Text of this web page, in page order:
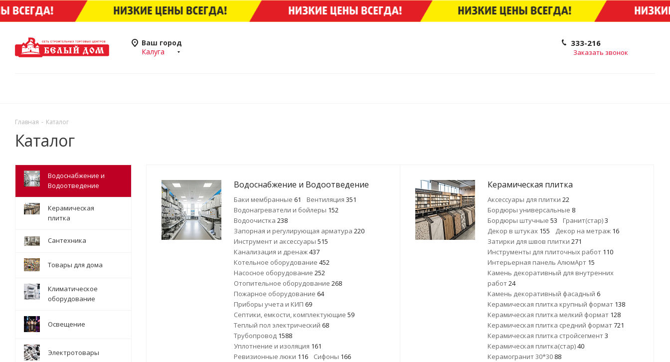
Ваш город
Калуга
333-216
Заказать звонок
Главная - Каталог
Каталог
Водоснабжение и Водоотведение
Баки мембранные 61 Вентиляция 351
Водонагреватели и бойлеры 152
Водоочистка 238
Запорная и регулирующая арматура 220
Инструмент и аксессуары 515
Канализация и дренаж437
Котельное оборудование 452
Насосное оборудование 252
Отопительное оборудование 268
Пожарное оборудование 64
Приборы учета и КИП 69
Септики, емкости, комплектующие 59
Теплый пол электрический 68
Трубопровод 1588
Уплотнение и изоляция 161
Ревизионные люки 116 Сифоны 166
Керамическая плитка
Аксессуары для плитки 22
Бордюры универсальные 8
Бордюры штучные 53 Гранит(стар)3
Декор в штуках 155 Декор на метраж 16
Затирки для швов плитки 271
Инструменты для плиточных работ 110
Интерьерная панель АлюмАрт 15
Камень декоративный для внутренних
работ24
Камень декоративный фасадный 6
Керамическая плитка крупный формат 138
Керамическая плитка мелкий формат 128
Керамическая плитка средний формат721
Керамическая плитка стройсегмент3
Керамическая плитка(стар)40
Керамогранит 30*30 88
Водоснабжение и
Водоотведение
Керамическая
плитка
Сантехника
Товары для дома
Климатическое
оборудование
Освещение
Электротовары